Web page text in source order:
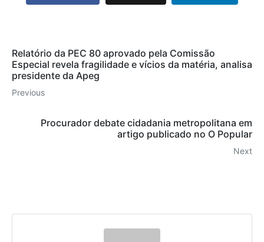
Relatório da PEC 80 aprovado pela Comissão
Especial revela fragilidade e vícios da matéria, analisa
presidente da Apeg
Previous
Procurador debate cidadania metropolitana em
artigo publicado no O Popular
Next